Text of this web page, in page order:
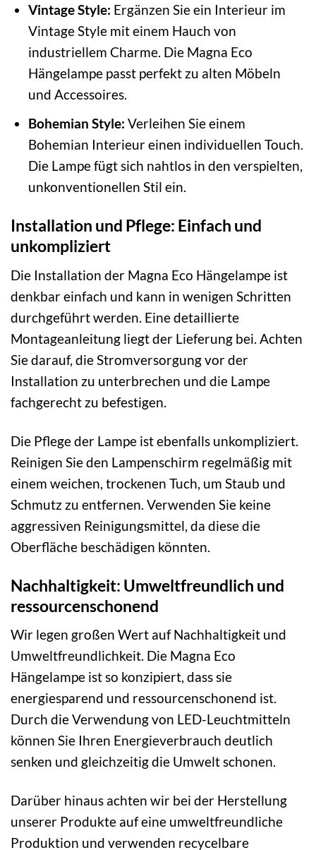
Vintage Style: Ergänzen Sie ein Interieur im
Vintage Style mit einem Hauch von
industriellem Charme. Die Magna Eco
Hängelampe passt perfekt zu alten Möbeln
und Accessoires.
Bohemian Style: Verleihen Sie einem
Bohemian Interieur einen individuellen Touch.
Die Lampe fügt sich nahtlos in den verspielten,
unkonventionellen Stil ein.
Installation und Pflege: Einfach und
unkompliziert
Die Installation der Magna Eco Hängelampe ist
denkbar einfach und kann in wenigen Schritten
durchgeführt werden. Eine detaillierte
Montageanleitung liegt der Lieferung bei. Achten
Sie darauf, die Stromversorgung vor der
Installation zu unterbrechen und die Lampe
fachgerecht zu befestigen.
Die Pflege der Lampe ist ebenfalls unkompliziert.
Reinigen Sie den Lampenschirm regelmäßig mit
einem weichen, trockenen Tuch, um Staub und
Schmutz zu entfernen. Verwenden Sie keine
aggressiven Reinigungsmittel, da diese die
Oberfläche beschädigen könnten.
Nachhaltigkeit: Umweltfreundlich und
ressourcenschonend
Wir legen großen Wert auf Nachhaltigkeit und
Umweltfreundlichkeit. Die Magna Eco
Hängelampe ist so konzipiert, dass sie
energiesparend und ressourcenschonend ist.
Durch die Verwendung von LED-Leuchtmitteln
können Sie Ihren Energieverbrauch deutlich
senken und gleichzeitig die Umwelt schonen.
Darüber hinaus achten wir bei der Herstellung
unserer Produkte auf eine umweltfreundliche
Produktion und verwenden recycelbare